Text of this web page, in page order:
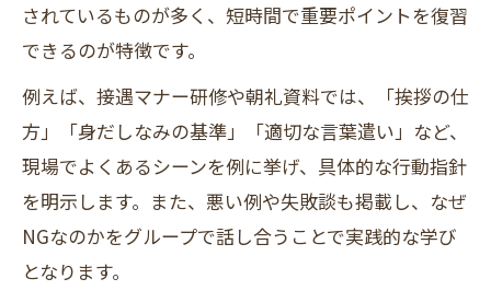
されているものが多く、短時間で重要ポイントを復習
できるのが特徴です。
例えば、接遇マナー研修や朝礼資料では、「挨拶の仕
方」「身だしなみの基準」「適切な言葉遣い」など、
現場でよくあるシーンを例に挙げ、具体的な行動指針
を明示します。また、悪い例や失敗談も掲載し、なぜ
NGなのかをグループで話し合うことで実践的な学び
となります。